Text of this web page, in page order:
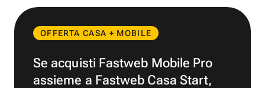
OFFERTA CASA + MOBILE
Se acquisti Fastweb Mobile Pro
assieme a Fastweb Casa Start,